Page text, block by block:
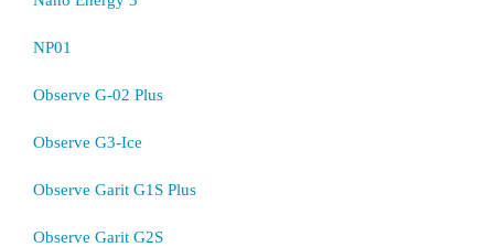
NP01
Observe G-02 Plus
Observe G3-Ice
Observe Garit G1S Plus
Observe Garit G2S